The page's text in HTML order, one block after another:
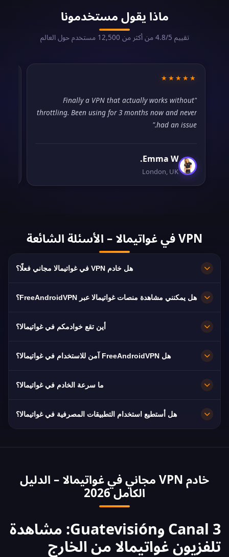
ماذا يقول مستخدمونا
تقييم 4.8/5 من أكثر من 12,500 مستخدم حول العالم
★★★★★
"Finally a VPN that actually works without
throttling. Been using for 3 months now and never
had an issue."
Emma W.
London, UK
VPN في غواتيمالا – الأسئلة الشائعة
هل خادم VPN في غواتيمالا مجاني فعلًا؟
ولا بطاقة ولا تسجيل، مع نطاق ترددي غير محدود.
هل يمكنني مشاهدة منصات غواتيمالا عبر FreeAndroidVPN؟
وعادةً بجودة HD دون تقطيع.
أين تقع خوادمكم في غواتيمالا؟
ثانية، ويتم التحويل تلقائيًا إلى أقرب خادم متاح عند
هل FreeAndroidVPN آمن للاستخدام في غواتيمالا؟
بالسجلات، فيبقى تصفحك خاصًا.
ما سرعة الخادم في غواتيمالا؟
غواتيمالا هو 40 Mbps، وهو مثالي للبث بجودة HD.
هل أستطيع استخدام التطبيقات المصرفية في غواتيمالا؟
BAC Credomatic بعنوان IP من غواتيمالا. التزم دائمًا
خادم VPN مجاني في غواتيمالا – الدليل
الكامل 2026
Canal 3 وGuatevisión: مشاهدة
تلفزيون غواتيمالا من الخارج